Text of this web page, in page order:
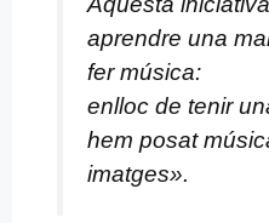
aprendre una
fer música:
enlloc de tenir
hem posat
imatges».